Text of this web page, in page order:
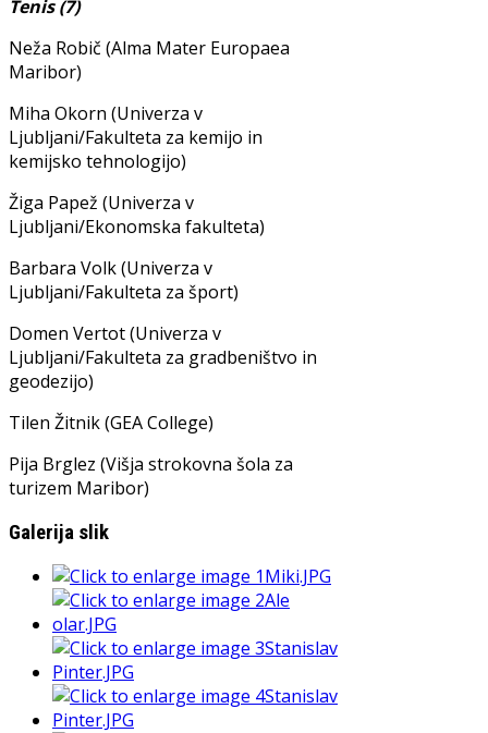
Tenis (7)
Neža Robič (Alma Mater Europaea
Maribor)
Miha Okorn (Univerza v
Ljubljani/Fakulteta za kemijo in
kemijsko tehnologijo)
Žiga Papež (Univerza v
Ljubljani/Ekonomska fakulteta)
Barbara Volk (Univerza v
Ljubljani/Fakulteta za šport)
Domen Vertot (Univerza v
Ljubljani/Fakulteta za gradbeništvo in
geodezijo)
Tilen Žitnik (GEA College)
Pija Brglez (Višja strokovna šola za
turizem Maribor)
Galerija slik